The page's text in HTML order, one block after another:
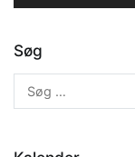
Søg
Søg
efter: